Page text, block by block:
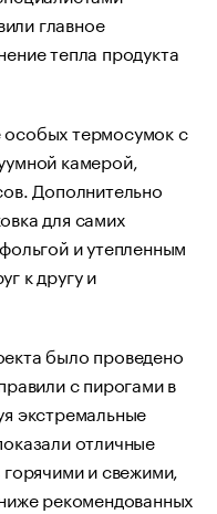
главное
тепла продукта
термосумок с
камерой,
Дополнительно
для самих
и утепленным
к другу и
было проведено
с пирогами в
экстремальные
отличные
горячими и свежими,
рекомендованных